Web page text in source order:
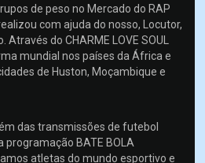
de peso no Mercado do RAP
com ajuda do nosso, Locutor,
do CHARME LOVE SOUL
mundial nos países da África e
de Huston, Moçambique e
das transmissões de futebol
BATE BOLA
atletas do mundo esportivo e